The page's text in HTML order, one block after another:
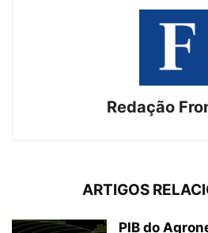
Redação
ARTIGOS
PIB do